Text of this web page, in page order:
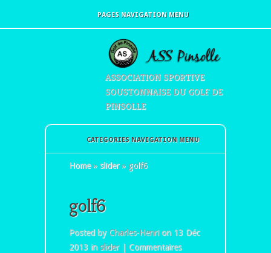
PAGES NAVIGATION MENU
ASSOCIATION SPORTIVE
SOUSTONNAISE DU GOLF DE
PINSOLLE
CATEGORIES NAVIGATION MENU
Home » slider » golf6
golf6
Posted byCharles-Henrion 13 Déc
2013 in slider| Commentaires